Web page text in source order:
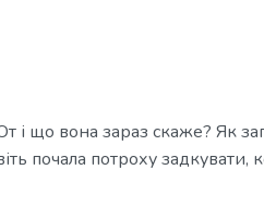
і що вона зараз скаже? Як
почала потроху задкувати,